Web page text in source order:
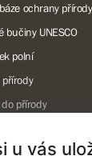
ochrany přírody
bučiny UNESCO
polní
přírody
přírody
záštitou České
u vás